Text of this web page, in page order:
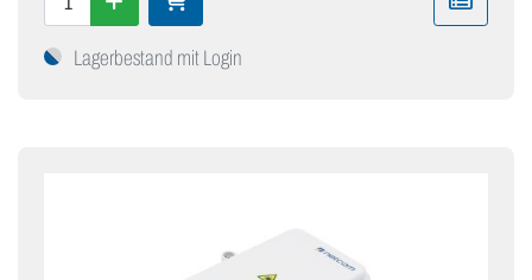
Lagerbestand mit Login